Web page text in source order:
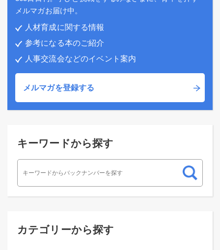
メルマガお届け中。
人材育成に関する情報
参考になる本のご紹介
人事交流会などのイベント案内
メルマガを登録する
キーワードから探す
カテゴリーから探す